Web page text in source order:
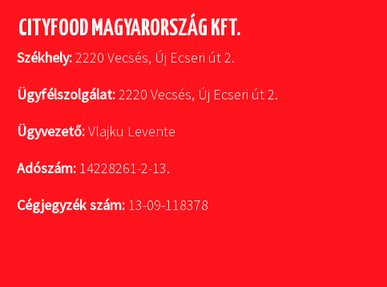
CITYFOOD MAGYARORSZÁG KFT.
Székhely:2220 Vecsés, Új Ecseri út 2.
Ügyfélszolgálat:2220 Vecsés, Új Ecseri út 2.
Ügyvezető:Vlajku Levente
Adószám: 14228261-2-13.
Cégjegyzék szám: 13-09-118378